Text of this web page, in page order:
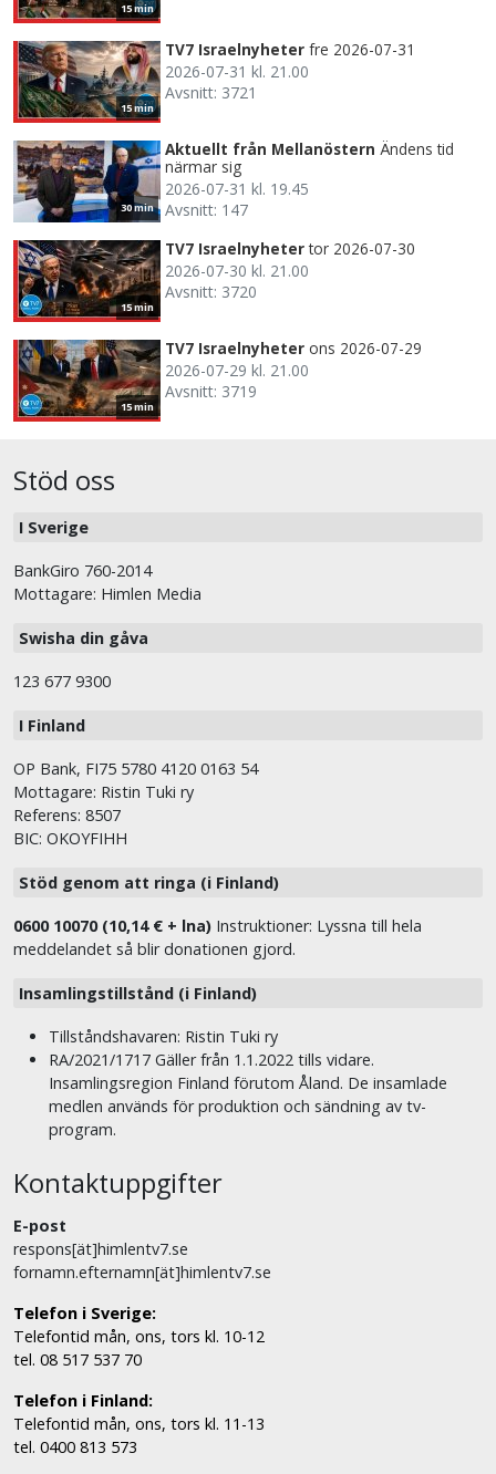
15 min
15 min
TV7 Israelnyheter fre 2026-07-31
2026-07-31 kl. 21.00
Avsnitt: 3721
30 min
Aktuellt från Mellanöstern Ändens tid
närmar sig
2026-07-31 kl. 19.45
Avsnitt: 147
15 min
TV7 Israelnyheter tor 2026-07-30
2026-07-30 kl. 21.00
Avsnitt: 3720
15 min
TV7 Israelnyheter ons 2026-07-29
2026-07-29 kl. 21.00
Avsnitt: 3719
Stöd oss
I Sverige
BankGiro 760-2014
Mottagare: Himlen Media
Swisha din gåva
123 677 9300
I Finland
OP Bank, FI75 5780 4120 0163 54
Mottagare: Ristin Tuki ry
Referens: 8507
BIC: OKOYFIHH
Stöd genom att ringa (i Finland)
0600 10070 (10,14 € + lna) Instruktioner: Lyssna till hela
meddelandet så blir donationen gjord.
Insamlingstillstånd (i Finland)
Tillståndshavaren: Ristin Tuki ry
RA/2021/1717 Gäller från 1.1.2022 tills vidare.
Insamlingsregion Finland förutom Åland. De insamlade
medlen används för produktion och sändning av tv-
program.
Kontaktuppgifter
E-post
respons[ät]himlentv7.se
fornamn.efternamn[ät]himlentv7.se
Telefon i Sverige:
Telefontid mån, ons, tors kl. 10-12
tel. 08 517 537 70
Telefon i Finland:
Telefontid mån, ons, tors kl. 11-13
tel. 0400 813 573